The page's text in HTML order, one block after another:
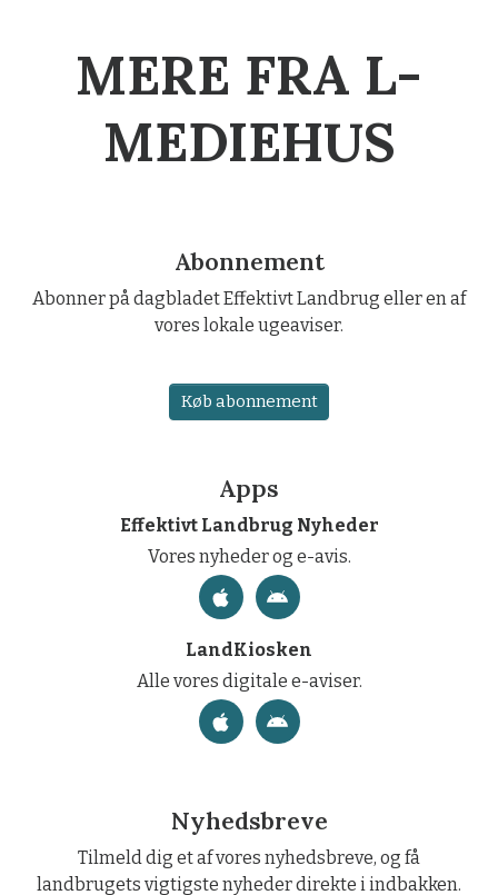
MERE FRA L-
MEDIEHUS
Abonnement
Abonner på dagbladet Effektivt Landbrug eller en af
vores lokale ugeaviser.
Køb abonnement
Apps
Effektivt Landbrug Nyheder
Vores nyheder og e-avis.
LandKiosken
Alle vores digitale e-aviser.
Nyhedsbreve
Tilmeld dig et af vores nyhedsbreve, og få
landbrugets vigtigste nyheder direkte i indbakken.